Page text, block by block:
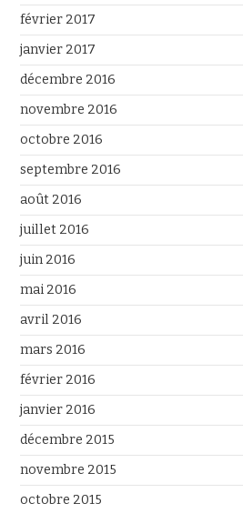
février 2017
janvier 2017
décembre 2016
novembre 2016
octobre 2016
septembre 2016
août 2016
juillet 2016
juin 2016
mai 2016
avril 2016
mars 2016
février 2016
janvier 2016
décembre 2015
novembre 2015
octobre 2015